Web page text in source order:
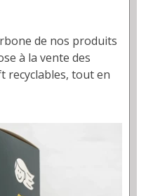
de nos produits
à la vente des
recyclables, tout en